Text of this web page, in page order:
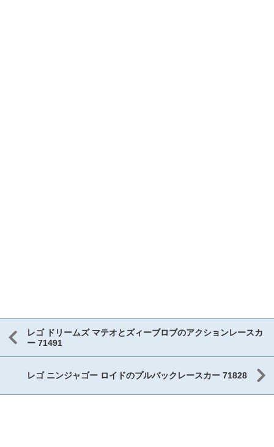
レゴ ドリームズ マテオとズィーブロブのアクションレースカ
ー 71491
レゴ ニンジャゴー ロイドのプルバックレースカー 71828